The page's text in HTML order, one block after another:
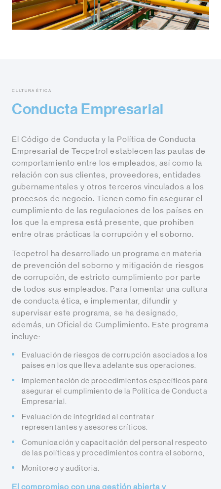
CULTURA ÉTICA
Conducta Empresarial
El Código de Conducta y la Política de Conducta
Empresarial de Tecpetrol establecen las pautas de
comportamiento entre los empleados, así como la
relación con sus clientes, proveedores, entidades
gubernamentales y otros terceros vinculados a los
procesos de negocio. Tienen como fin asegurar el
cumplimiento de las regulaciones de los países en
los que la empresa está presente, que prohíben
entre otras prácticas la corrupción y el soborno.
Tecpetrol ha desarrollado un programa en materia
de prevención del soborno y mitigación de riesgos
de corrupción, de estricto cumplimiento por parte
de todos sus empleados. Para fomentar una cultura
de conducta ética, e implementar, difundir y
supervisar este programa, se ha designado,
además, un Oficial de Cumplimiento. Este programa
incluye:
Evaluación de riesgos de corrupción asociados a los
países en los que lleva adelante sus operaciones.
Implementación de procedimientos específicos para
asegurar el cumplimiento de la Política de Conducta
Empresarial.
Evaluación de integridad al contratar
representantes y asesores críticos.
Comunicación y capacitación del personal respecto
de las políticas y procedimientos contra el soborno,
Monitoreo y auditoria.
El compromiso con una gestión abierta y